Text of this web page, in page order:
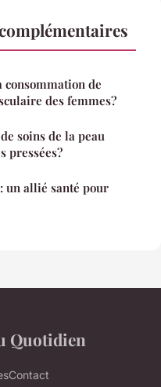
de
des femmes?
soins de la peau
pressées?
un allié santé pour
Quotidien
Contact